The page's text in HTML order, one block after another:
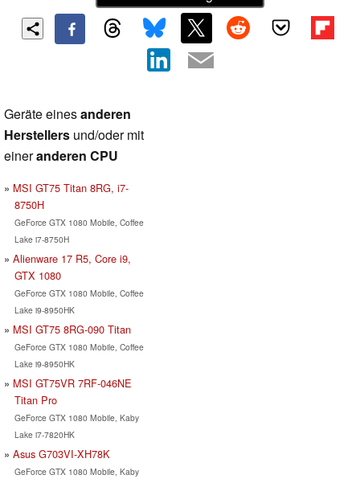
Geräte einesanderen
Herstellers und/oder mit
eineranderen CPU
MSI GT75 Titan 8RG, i7-
8750H
GeForce GTX 1080 Mobile, Coffee
Lake i7-8750H
Alienware 17 R5, Core i9,
GTX 1080
GeForce GTX 1080 Mobile, Coffee
Lake i9-8950HK
MSI GT75 8RG-090 Titan
GeForce GTX 1080 Mobile, Coffee
Lake i9-8950HK
MSI GT75VR 7RF-046NE
Titan Pro
GeForce GTX 1080 Mobile, Kaby
Lake i7-7820HK
Asus G703VI-XH78K
GeForce GTX 1080 Mobile, Kaby